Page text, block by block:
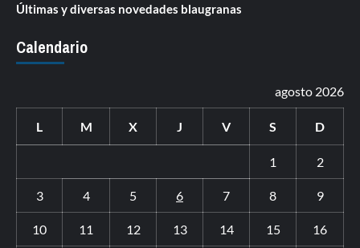
Últimas y diversas novedades blaugranas
Calendario
agosto 2026
L M X J V S D
1 2
3 4 5 6 7 8 9
10 11 12 13 14 15 16